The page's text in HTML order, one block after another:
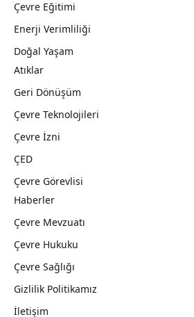
Çevre Eğitimi
Enerji Verimliliği
Doğal Yaşam
Atıklar
Geri Dönüşüm
Çevre Teknolojileri
Çevre İzni
ÇED
Çevre Görevlisi
Haberler
Çevre Mevzuatı
Çevre Hukuku
Çevre Sağlığı
Gizlilik Politikamız
İletişim